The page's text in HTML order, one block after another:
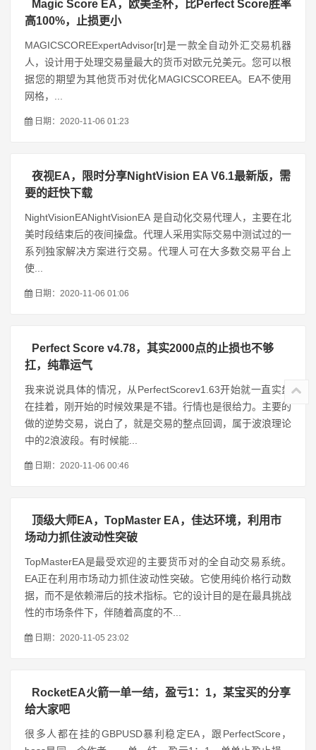
Magic Score EA，欧美圣杯，比Perfect Score胜率
高100%，止损更小
MAGICSCOREExpertAdvisor[tr]是一款全自动外汇交易机器
人，设计用于处理交易量最大的货币对欧元兑美元。您可以根
据您的期望为其他货币对优化MAGICSCOREEA。EA不使用
网格，...
日期：2020-11-06 01:23
夜视EA，限时分享NightVision EA V6.1最新版，需
要的赶快下载
NightVisionEANightVisionEA 是自动化交易代理人，主要在北
美时段结束后的夜间操盘。代理人采用实际交易中测试过的一
系列独家解决方案进行交易。代理人可在大多数交易平台上
使...
日期：2020-11-06 01:06
Perfect Score v4.78，其实2000点的止损也不够
扛，纯靠运气
我来说说具体的情况，从PerfectScorev1.63开始就一直实盘
在挂着，刚开始的时候效果是不错。行情也是很给力。主要的
做的逆势交易，说白了，就是交易的整点回调，属于波浪理论
中的2浪波段。有时候能...
日期：2020-11-06 00:46
顶级大师EA，TopMaster EA，佳达环境，利用市
场动力抓住波动性突破
TopMasterEA是最受欢迎的主要货币对的全自动交易系统。
EA正在利用市场动力抓住波动性突破。它使用纯价格行动数
据，而不是依赖滞后的技术指标。它的设计目的是在最具挑战
性的市场条件下，伴随着高度的不...
日期：2020-11-05 23:02
RocketEA火箭一单一结，盈亏1：1，某宝买的分享
给大家吧
很多人都在挂的GBPUSD暴利稳定EA，跟PerfectScore，